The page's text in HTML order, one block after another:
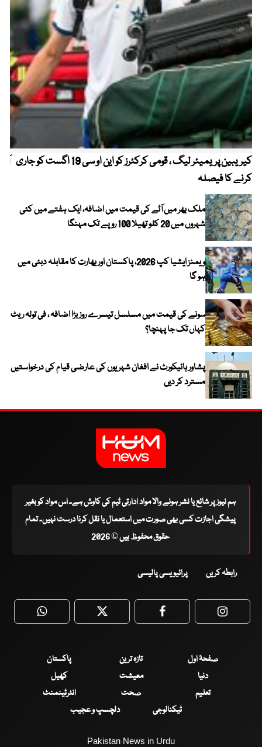
کیریبین پریمیئر لیگ ، قومی کرکٹرز کو این او سی 19 اگست کو جاری
کرنے کا فیصلہ
ملک بھر میں آٹے کی قیمت میں اضافہ، ایک ہفتے میں کئی
شہروں میں 20 کلو تھیلا 100 روپے تک مہنگا
ویمنز ایشیا کپ 2026، پاکستان اور بھارت کا مقابلہ دبئی میں
ہو گا
سونے کی قیمت میں مسلسل تیسرے روز بڑا اضافہ ، فی تولہ ریٹ
کہاں تک جا پہنچا؟
پشاور ہائیکورٹ نے افغان شہریوں کی عارضی قیام کی درخواستیں
مسترد کر دیں
ہم نیوز پر شائع یا نشر ہونے والا مواد ادارتی ٹیم کی کاوش ہے۔ اس مواد کو بغیر
پیشگی اجازت کسی بھی صورت میں استعمال یا نقل کرنا درست نہیں۔ تمام
حقوق محفوظ ہیں © 2026
رابطہ کریں پرائیویسی پالیسی
WhatsApp Twitter Facebook
صفحۂ اول تازہ ترین
پاکستان
دنیا
معیشت
کھیل
تعلیم
صحت
انٹرٹینمنٹ
ٹیکنالوجی
دلچسپ و عجیب
Pakistan News in Urdu